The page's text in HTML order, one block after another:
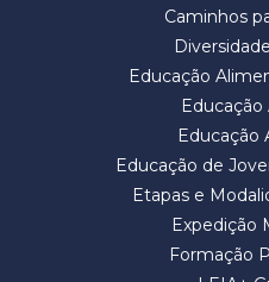
Caminhos
Educação
Educação
Educação de
Etapas e
Expedição
Formação